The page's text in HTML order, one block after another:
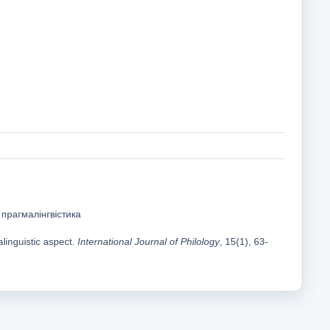
aspect. International Journal of Philology, 15(1), 63-